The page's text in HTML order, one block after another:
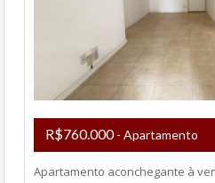
R$760.000- Apartamento
Apartamento aconchegante à